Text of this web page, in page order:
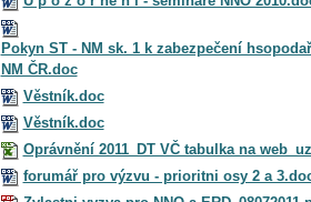
Pokyn ST - NM sk. 1 k zabezpečení
NM ČR.doc
Věstník.doc
Věstník.doc
Oprávnění 2011_DT VČ tabulka na
forumář pro výzvu - prioritni osy 2 a